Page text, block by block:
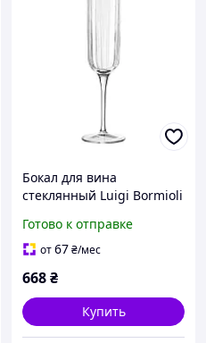
Бокал для вина
стеклянный Luigi Bormioli
фужер для праздника
Италия прозрачный 1 шт
Готово к отправке
от67₴/мес
668₴
Купить